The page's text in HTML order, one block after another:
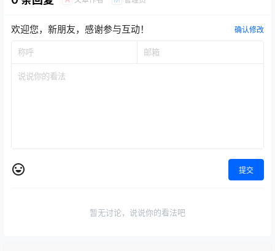
欢迎您，新朋友，感谢参与互动！ 确认修改
提交
暂无讨论，说说你的看法吧